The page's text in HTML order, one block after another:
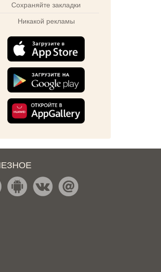
Сохраняйте закладки
Никакой рекламы